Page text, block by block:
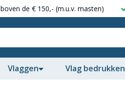
boven de € 150,- (m.u.v. masten)
Vlaggen Vlag bedrukken